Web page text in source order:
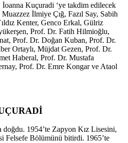
Kuçuradi ‘ye takdim edilecek
İlmiye Çığ, Fazıl Say, Sabih
Kenter, Genco Erkal, Gülriz
Prof. Dr. Fatih Hilmioğlu,
Prof. Dr. Doğan Kuban, Prof. Dr.
Ortaylı, Müjdat Gezen, Prof. Dr.
Haberal, Prof. Dr. Mustafa
Prof. Dr. Emre Kongar ve Ataol
doğdu. 1954’te Zapyon Kız Lisesini,
Felsefe Bölümünü bitirdi. 1965’te